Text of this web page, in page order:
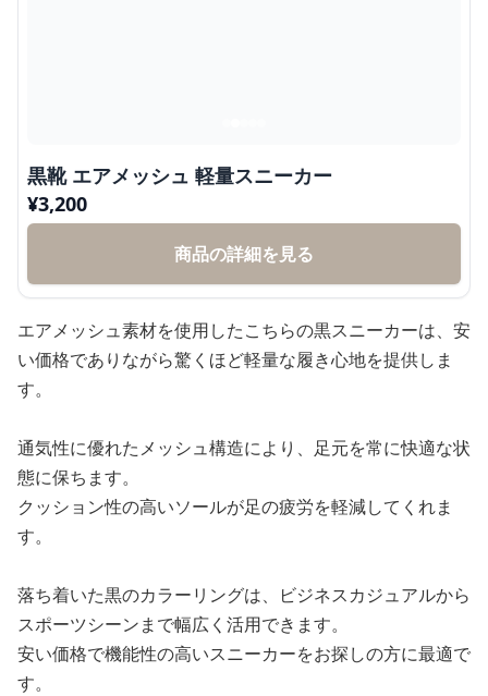
黒靴 エアメッシュ 軽量スニーカー
¥3,200
商品の詳細を見る
エアメッシュ素材を使用したこちらの黒スニーカーは、安
い価格でありながら驚くほど軽量な履き心地を提供しま
す。
通気性に優れたメッシュ構造により、足元を常に快適な状
態に保ちます。
クッション性の高いソールが足の疲労を軽減してくれま
す。
落ち着いた黒のカラーリングは、ビジネスカジュアルから
スポーツシーンまで幅広く活用できます。
安い価格で機能性の高いスニーカーをお探しの方に最適で
す。